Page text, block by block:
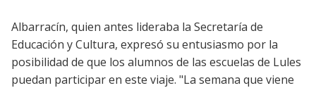
Albarracín, quien antes lideraba la Secretaría de
Educación y Cultura, expresó su entusiasmo por la
posibilidad de que los alumnos de las escuelas de Lules
puedan participar en este viaje. "La semana que viene